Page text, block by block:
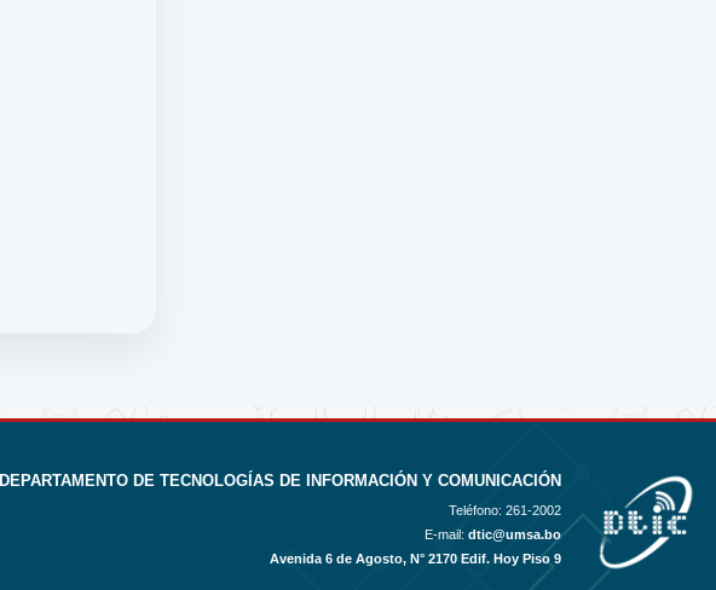
DEPARTAMENTO DE TECNOLOGÍAS DE INFORMACIÓN Y COMUNICACIÓN
Teléfono: 261-2002
E-mail: dtic@umsa.bo
Avenida 6 de Agosto, N° 2170 Edif. Hoy Piso 9